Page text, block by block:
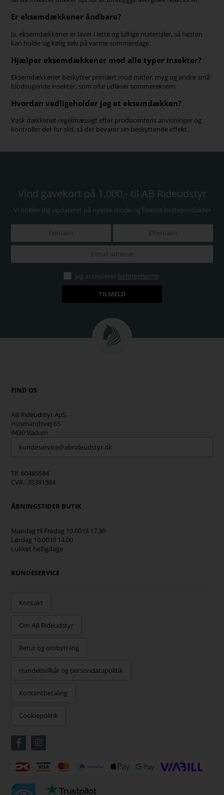
Er eksemdækkener åndbare?
Ja, eksemdækkener er lavet i lette og luftige materialer, så hesten
kan holde sig kølig selv på varme sommerdage.
Hjælper eksemdækkener mod alle typer insekter?
Eksemdækkener beskytter primært mod mitter, myg og andre små
blodsugende insekter, som ofte udløser sommereksem.
Hvordan vedligeholder jeg et eksemdækken?
Vask dækkenet regelmæssigt efter producentens anvisninger og
kontroller det for slid, så det bevarer sin beskyttende effekt.
Vind gavekort på 1.000,- til AB Rideudstyr
Vi holder dig opdateret på nyeste mode og fineste hesteprodukter
Jeg accepterer betingelserne
FIND OS
AB Rideudstyr ApS
Husmandsvej 65
9430 Vadum
kundeservice@abrideudstyr.dk
Tlf. 60485584
CVR.: 35391584
ÅBNINGSTIDER BUTIK
Mandag til Fredag 10.00 til 17.30
Lørdag 10.00 til 14.00
Lukket helligdage
KUNDESERVICE
Kontakt
Om AB Rideudstyr
Retur og ombytning
Handelsvilkår og persondatapolitik
Kontantbetaling
Cookiepolitik